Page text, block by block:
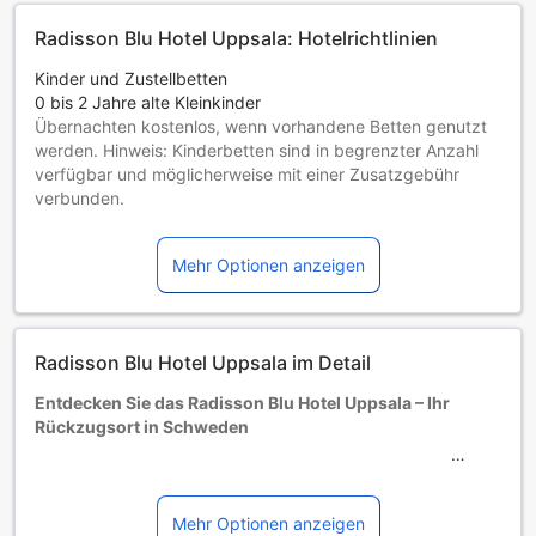
Verfügbarkeit und sind gegebenenfalls mit einem Aufpreis
Radisson Blu Hotel Uppsala: Hotelrichtlinien
Kinder und Zustellbetten
0 bis 2 Jahre alte Kleinkinder
Übernachten kostenlos, wenn vorhandene Betten genutzt
werden. Hinweis: Kinderbetten sind in begrenzter Anzahl
verfügbar und möglicherweise mit einer Zusatzgebühr
verbunden.
Übernachtung gratis, wenn das Kind ein vorhandenes Bett
Gäste ab 13 Jahren gelten als Erwachsene
Die Verfügbarkeit von Zustellbetten hängt von der
bitte der jeweiligen Zimmerbelegung.
Buchungsbestimmungen gelten und zusätzliche Gebühren
anfallen.
Mehr Optionen anzeigen
Radisson Blu Hotel Uppsala im Detail
Entdecken Sie das Radisson Blu Hotel Uppsala – Ihr
Rückzugsort in Schweden
eleganten 4-Sterne-Hotel, das 2012 eröffnet wurde und
sich ideal für Geschäftsreisende und Urlauber
Mehr Optionen anzeigen